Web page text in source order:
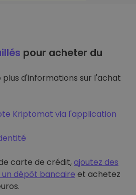
pour acheter du
plus d'informations sur l'achat
Kriptomat via l'application
carte de crédit,ajoutez des
dépôt bancaire et achetez